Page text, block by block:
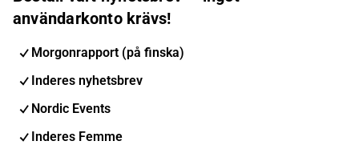
användarkonto krävs!
Morgonrapport (på finska)
Inderes nyhetsbrev
Nordic Events
Inderes Femme